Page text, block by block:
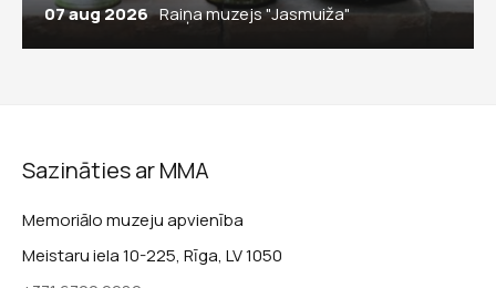
07 aug 2026 Raiņa muzejs "Jasmuiža"
Sazināties ar MMA
Memoriālo muzeju apvienība
Meistaru iela 10-225, Rīga, LV 1050